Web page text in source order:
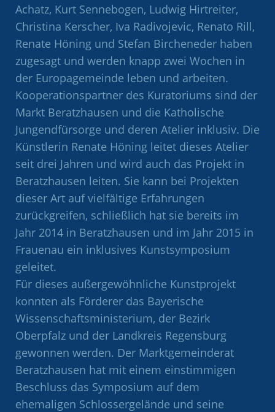
Achatz, Kurt Sennebogen, Ludwig Hirtreiter,
Christina Kerscher, Iva Radivojevic, Renato Rill,
Renate Höning und Stefan Bircheneder haben
zugesagt und werden knapp zwei Wochen in
der Europagemeinde leben und arbeiten.
Kooperationspartner des Kuratoriums sind der
Markt Beratzhausen und die Katholische
Jungendfürsorge und deren Atelier inklusiv. Die
Künstlerin Renate Höning leitet dieses Atelier
seit drei Jahren und wird auch das Projekt in
Beratzhausen leiten. Sie kann bei Projekten
dieser Art auf vielfältige Erfahrungen
zurückgreifen, schließlich hat sie bereits im
Jahr 2014 in Beratzhausen und im Jahr 2015 in
Frauenau ein inklusives Kunstsymposium
geleitet.
Für dieses außergewöhnliche Kunstprojekt
konnten als Förderer das Bayerische
Wissenschaftsministerium, der Bezirk
Oberpfalz und der Landkreis Regensburg
gewonnen werden. Der Marktgemeinderat
Beratzhausen hat mit einem einstimmigen
Beschluss das Symposium auf dem
ehemaligen Schlossergelände und seine